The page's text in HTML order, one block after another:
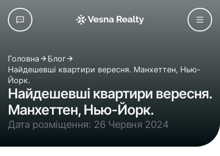
Головна
Блог
Найдешевші квартири вересня. Манхеттен, Нью-
Йорк.
Найдешевші квартири вересня.
Манхеттен, Нью-Йорк.
Дата розміщення: 26 Червня 2024